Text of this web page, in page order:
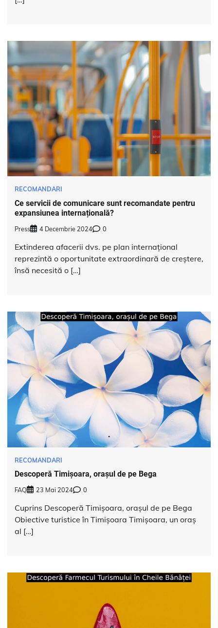
RECOMANDARI
Ce servicii de comunicare sunt recomandate pentru
expansiunea internațională?
Press 4 Decembrie 2024 0
Extinderea afacerii dvs. pe plan internațional
reprezintă o oportunitate extraordinară de creștere,
însă necesită o […]
RECOMANDARI
Descoperă Timișoara, orașul de pe Bega
FAQ 23 Mai 2024 0
Cuprins Descoperă Timișoara, orașul de pe Bega
Obiective turistice în Timișoara Timișoara, un oraș
al […]